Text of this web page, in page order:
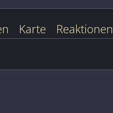
Karte Reaktionen